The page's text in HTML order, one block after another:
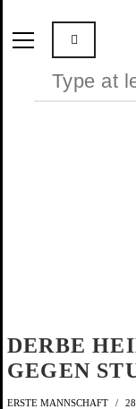
DERBE
GEGEN
ERSTE MANNSCHAFT